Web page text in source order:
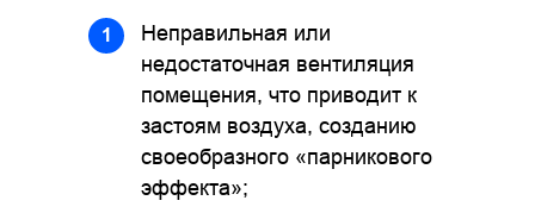
1
Неправильная или
недостаточная вентиляция
помещения, что приводит к
застоям воздуха, созданию
своеобразного «парникового
эффекта»;